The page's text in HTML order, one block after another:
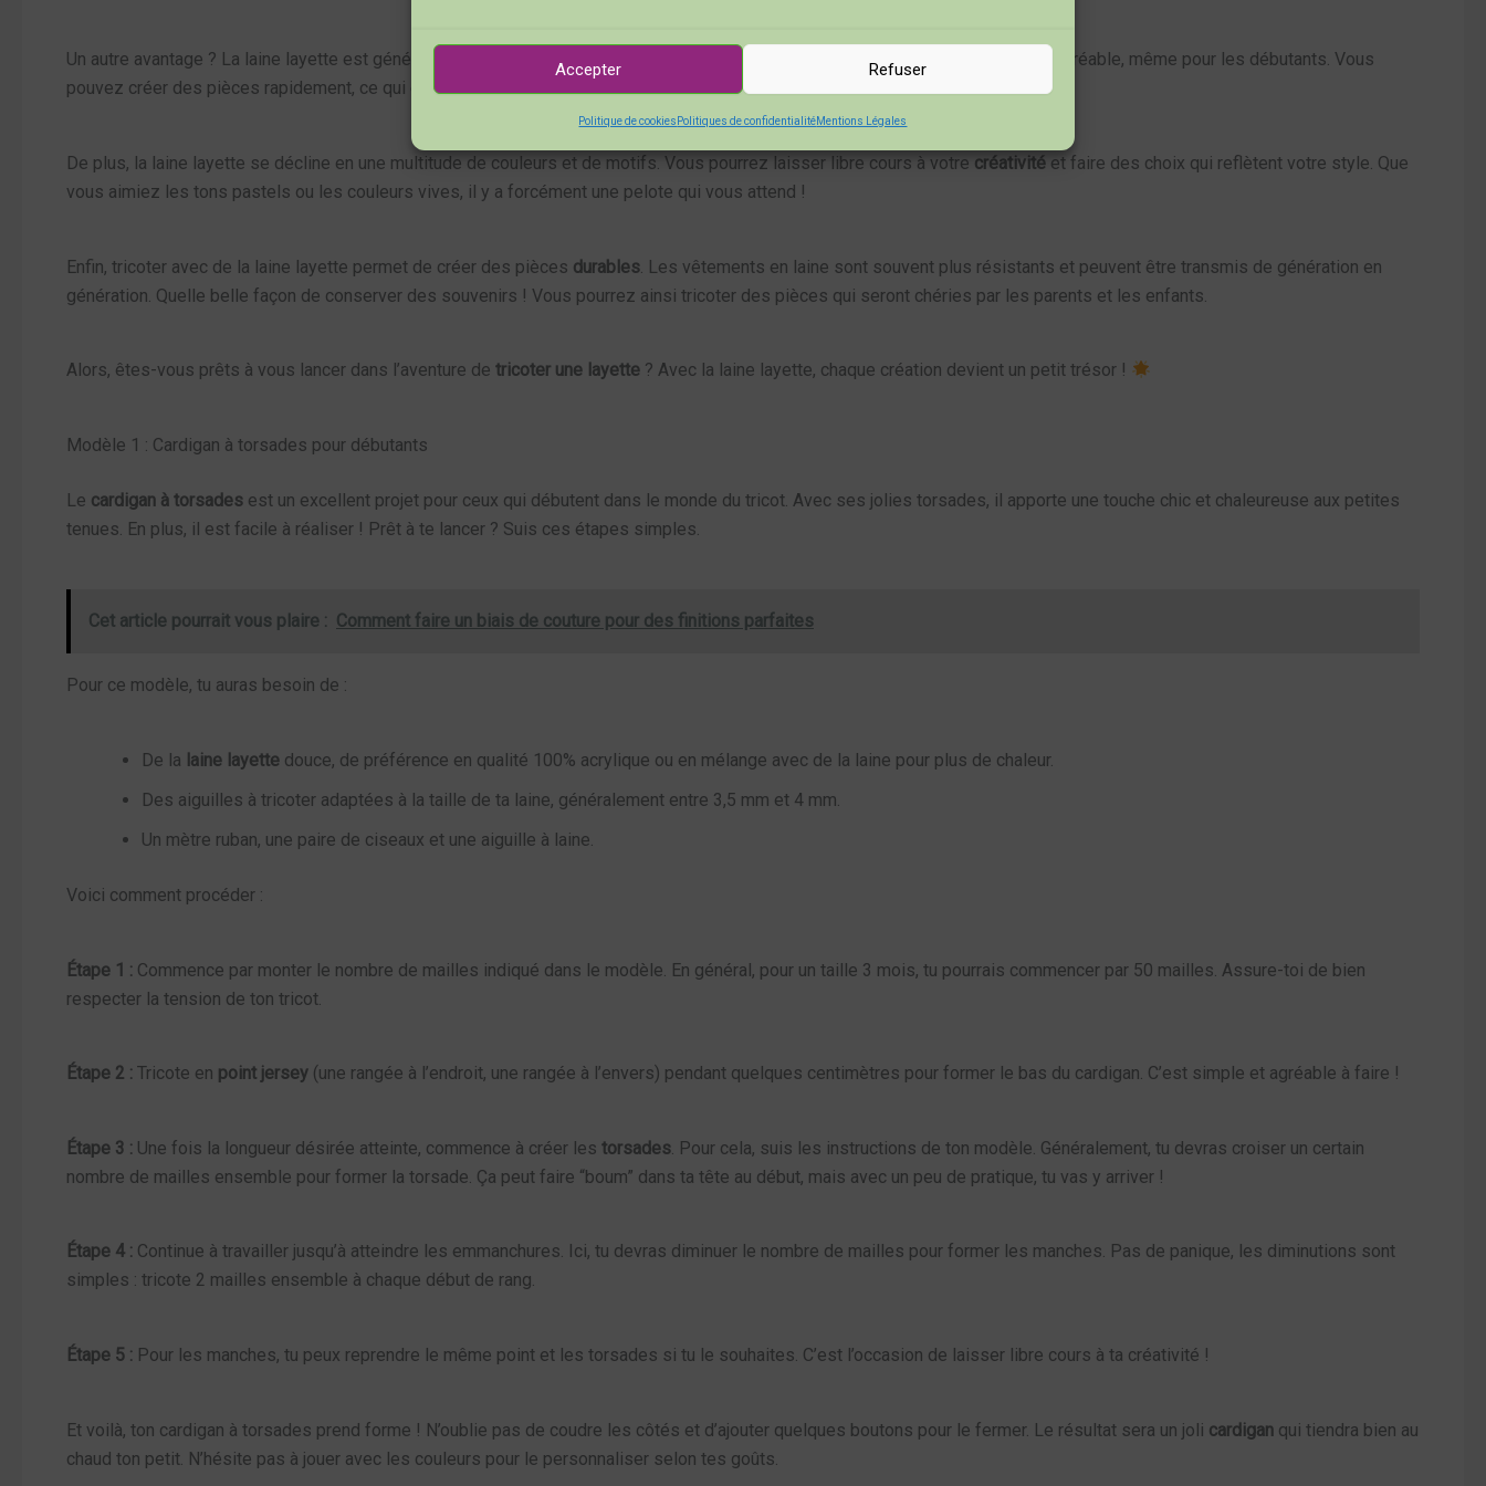
Accepter Refuser
Politique de cookies Politiques de confidentialitéMentions Légales
Un autre avantage ? La laine layette est généralement facile à travailler
. Elle glisse bien sur les aiguilles, ce qui rend le tricotage agréable, même pour les débutants. Vous
pouvez créer des pièces rapidement, ce qui est parfait lorsque l’on attend l’arrivée d’un petit bout de chou ! Boum !
De plus, la laine layette se décline en une multitude de couleurs et de motifs. Vous pourrez laisser libre cours à votre créativité et faire des choix qui reflètent votre style. Que
vous aimiez les tons pastels ou les couleurs vives, il y a forcément une pelote qui vous attend !
Enfin, tricoter avec de la laine layette permet de créer des pièces durables . Les vêtements en laine sont souvent plus résistants et peuvent être transmis de génération en
génération. Quelle belle façon de conserver des souvenirs ! Vous pourrez ainsi tricoter des pièces qui seront chéries par les parents et les enfants.
Alors, êtes-vous prêts à vous lancer dans l’aventure de tricoter une layette ? Avec la laine layette, chaque création devient un petit trésor !
Modèle 1 : Cardigan à torsades pour débutants
Le cardigan à torsades est un excellent projet pour ceux qui débutent dans le monde du tricot. Avec ses jolies torsades, il apporte une touche chic et chaleureuse aux petites
tenues. En plus, il est facile à réaliser ! Prêt à te lancer ? Suis ces étapes simples.
Cet article pourrait vous plaire : Comment faire un biais de couture pour des finitions parfaites
Pour ce modèle, tu auras besoin de :
De la laine layette douce, de préférence en qualité 100% acrylique ou en mélange avec de la laine pour plus de chaleur.
Des aiguilles à tricoter adaptées à la taille de ta laine, généralement entre 3,5 mm et 4 mm.
Un mètre ruban, une paire de ciseaux et une aiguille à laine.
Voici comment procéder :
Étape 1 : Commence par monter le nombre de mailles indiqué dans le modèle. En général, pour un taille 3 mois, tu pourrais commencer par 50 mailles. Assure-toi de bien
respecter la tension de ton tricot.
Étape 2 : Tricote en point jersey (une rangée à l’endroit, une rangée à l’envers) pendant quelques centimètres pour former le bas du cardigan. C’est simple et agréable à faire !
Étape 3 : Une fois la longueur désirée atteinte, commence à créer les torsades . Pour cela, suis les instructions de ton modèle. Généralement, tu devras croiser un certain
nombre de mailles ensemble pour former la torsade. Ça peut faire “boum” dans ta tête au début, mais avec un peu de pratique, tu vas y arriver !
Étape 4 : Continue à travailler jusqu’à atteindre les emmanchures. Ici, tu devras diminuer le nombre de mailles pour former les manches. Pas de panique, les diminutions sont
simples : tricote 2 mailles ensemble à chaque début de rang.
Étape 5 : Pour les manches, tu peux reprendre le même point et les torsades si tu le souhaites. C’est l’occasion de laisser libre cours à ta créativité !
Et voilà, ton cardigan à torsades prend forme ! N’oublie pas de coudre les côtés et d’ajouter quelques boutons pour le fermer. Le résultat sera un joli cardigan qui tiendra bien au
chaud ton petit. N’hésite pas à jouer avec les couleurs pour le personnaliser selon tes goûts.